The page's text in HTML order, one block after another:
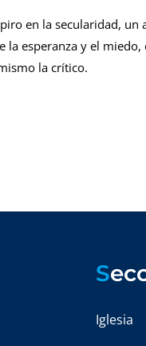
en la secularidad,
esperanza y el
la crítico.
S
Iglesia